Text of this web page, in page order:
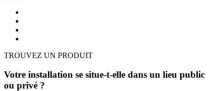
TROUVEZ UN PRODUIT
Votre installation se situe-t-elle dans un lieu public
ou privé ?